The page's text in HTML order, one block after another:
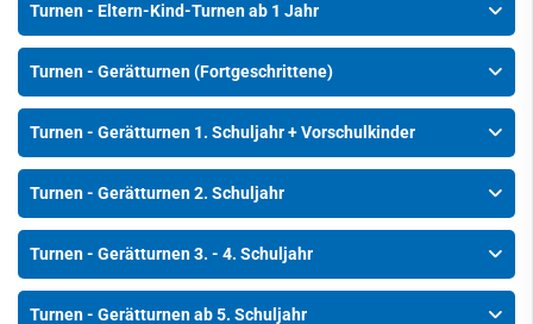
Turnen - Eltern-Kind-Turnen ab 1 Jahr
Turnen - Gerätturnen (Fortgeschrittene)
Turnen - Gerätturnen 1. Schuljahr + Vorschulkinder
Turnen - Gerätturnen 2. Schuljahr
Turnen - Gerätturnen 3. - 4. Schuljahr
Turnen - Gerätturnen ab 5. Schuljahr